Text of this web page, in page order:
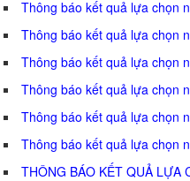
Thông báo kết quả lựa chọn
Thông báo kết quả lựa chọn
Thông báo kết quả lựa chọn
Thông báo kết quả lựa chọn
Thông báo kết quả lựa chọn
Thông báo kết quả lựa chọn
THÔNG BÁO KẾT QUẢ LỰA